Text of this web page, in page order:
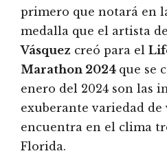
primero que notará en
medalla que el artista
Vásquez creó para el
Marathon 2024 que se
enero del 2024 son las
exuberante variedad de
encuentra en el clima
Florida.